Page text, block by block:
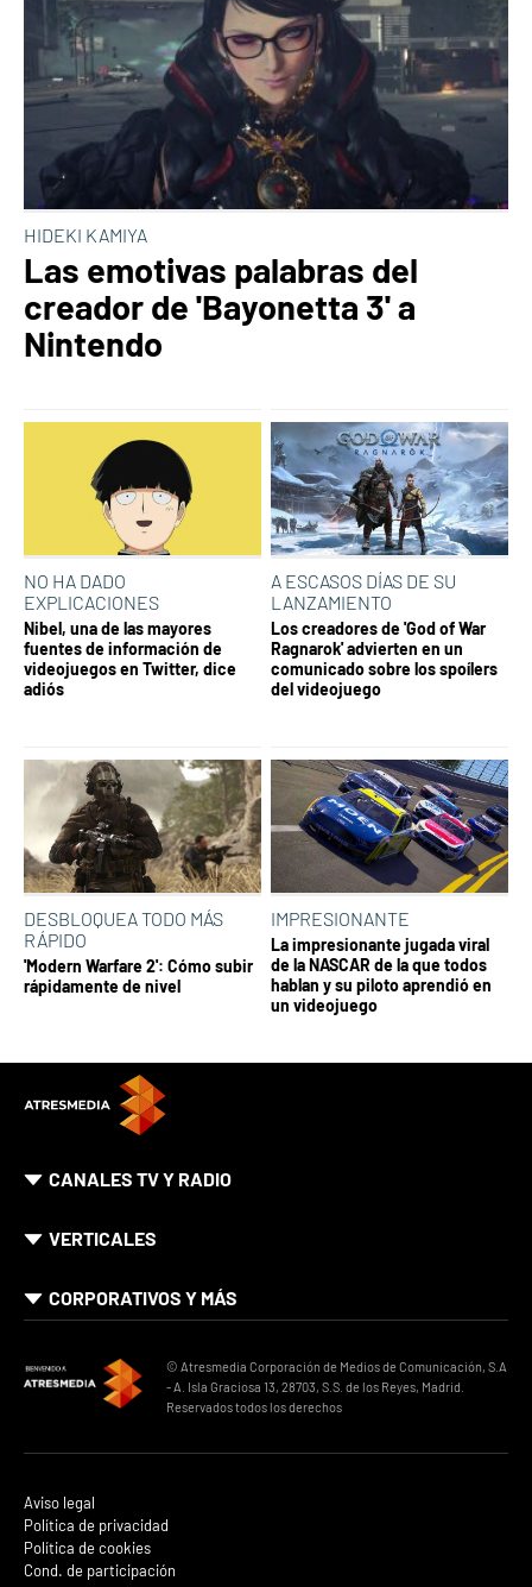
HIDEKI KAMIYA
Las emotivas palabras del
creador de 'Bayonetta 3' a
Nintendo
NO HA DADO
EXPLICACIONES
Nibel, una de las mayores
fuentes de información de
videojuegos en Twitter, dice
adiós
A ESCASOS DÍAS DE SU
LANZAMIENTO
Los creadores de 'God of War
Ragnarok' advierten en un
comunicado sobre los spoílers
del videojuego
DESBLOQUEA TODO MÁS
RÁPIDO
'Modern Warfare 2': Cómo subir
rápidamente de nivel
IMPRESIONANTE
La impresionante jugada viral
de la NASCAR de la que todos
hablan y su piloto aprendió en
un videojuego
CANALES TV Y RADIO
VERTICALES
CORPORATIVOS Y MÁS
© Atresmedia Corporación de Medios de Comunicación, S.A
- A. Isla Graciosa 13, 28703, S.S. de los Reyes, Madrid.
Reservados todos los derechos
Aviso legal
Política de privacidad
Política de cookies
Cond. de participación